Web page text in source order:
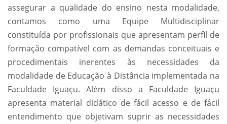
assegurar a qualidade do ensino nesta modalidade,
contamos como uma Equipe Multidisciplinar
constituída por profissionais que apresentam perfil de
formação compatível com as demandas conceituais e
procedimentais inerentes às necessidades da
modalidade de Educação à Distância implementada na
Faculdade Iguaçu. Além disso a Faculdade Iguaçu
apresenta material didático de fácil acesso e de fácil
entendimento que objetivam suprir as necessidades